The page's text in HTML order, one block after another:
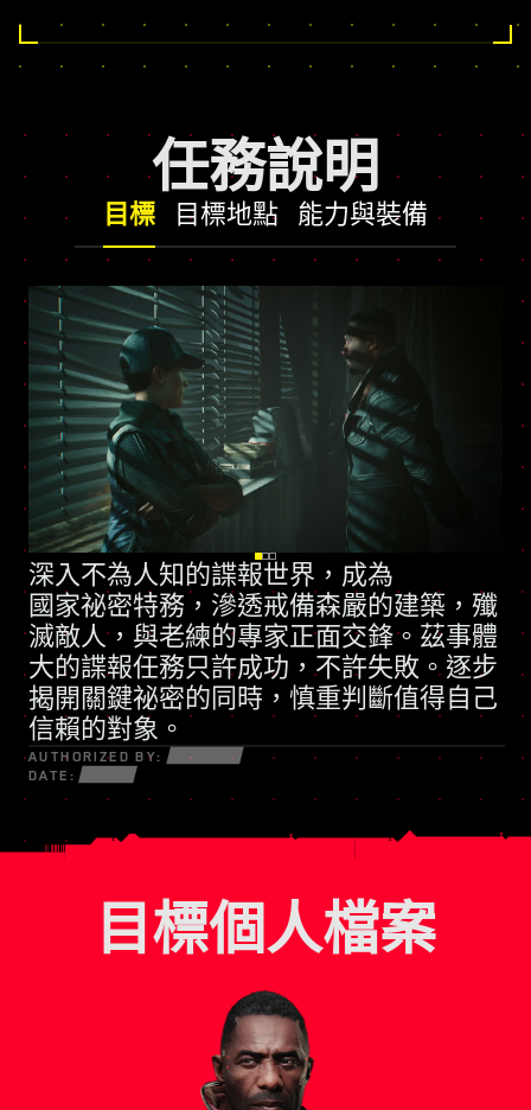
任務說明
目標 目標地點 能力與裝備
深入不為人知的諜報世界，成為
國家祕密特務 ，滲透戒備森嚴的建築，殲
滅敵人，與老練的專家正面交鋒。茲事體
大的諜報任務只許成功，不許失敗。逐步
揭開關鍵祕密的同時，慎重判斷值得自己
信賴的對象。
AUTHORIZED BY:
DATE:
凡事訴諸武力的民兵組織
全新技能樹
目標個人檔案